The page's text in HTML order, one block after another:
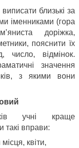
близькі за
іменниками (гора
доріжка,
пояснити їх
число, відмінок.
значення
з якими вони
учні краще
такі вправи:
квіти,